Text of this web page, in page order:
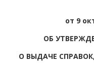
от 9
ОБ
О ВЫДАЧЕ